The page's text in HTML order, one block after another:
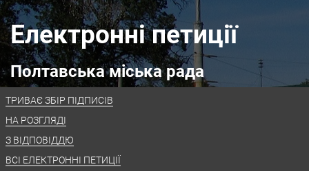
Електронні петиції
Полтавська міська рада
ТРИВАЄ ЗБІР ПІДПИСІВ
НА РОЗГЛЯДІ
З ВІДПОВІДДЮ
ВСІ ЕЛЕКТРОННІ ПЕТИЦІЇ